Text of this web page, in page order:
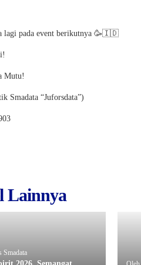
lagi pada event berikutnya 🥳🇮🇩
Mutu!
Smadata “Juforsdata”)
Lainnya
Smadata